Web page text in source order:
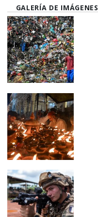
GALERÍA DE IMÁGENES